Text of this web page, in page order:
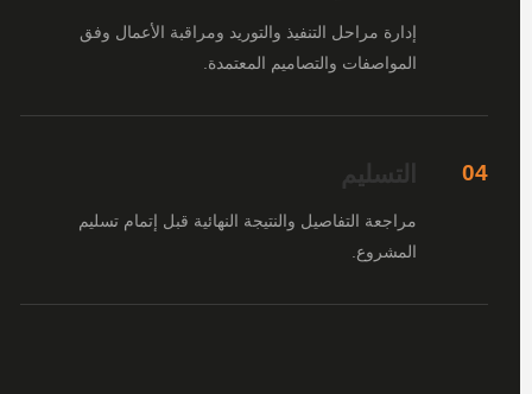
إدارة مراحل التنفيذ والتوريد ومراقبة الأعمال وفق
المواصفات والتصاميم المعتمدة.
04 التسليم
مراجعة التفاصيل والنتيجة النهائية قبل إتمام تسليم
المشروع.